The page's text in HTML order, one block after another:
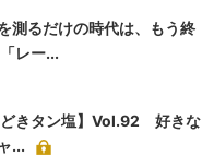
測るだけの時代は、もう終
レー...
どきタン塩】Vol.92 好きな
...